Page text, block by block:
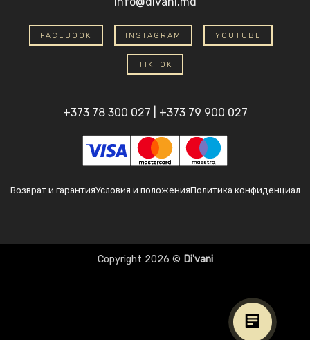
FACEBOOK INSTAGRAM YOUTUBE
TIKTOK
+373 78 300 027 +373 79 900 027
Возврат и гарантияУсловия и положенияПолитика
Copyright 2026 © Di'vani